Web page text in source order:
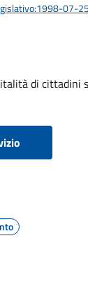
07-
di cittadini